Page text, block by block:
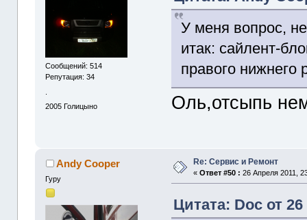
Сообщений: 514
Репутация: 34
2005 Голицыно
У меня вопрос,
итак: сайлент-
правого нижнего
Оль,отсыпь
Andy Cooper
Гуру
Re: Сервис и Ремонт
«Ответ #50 : 26 Апреля 2011,
Цитата: Doc от